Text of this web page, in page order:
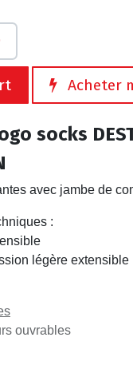
Acheter
socks
avec jambe de
:
légère extensible
ouvrables